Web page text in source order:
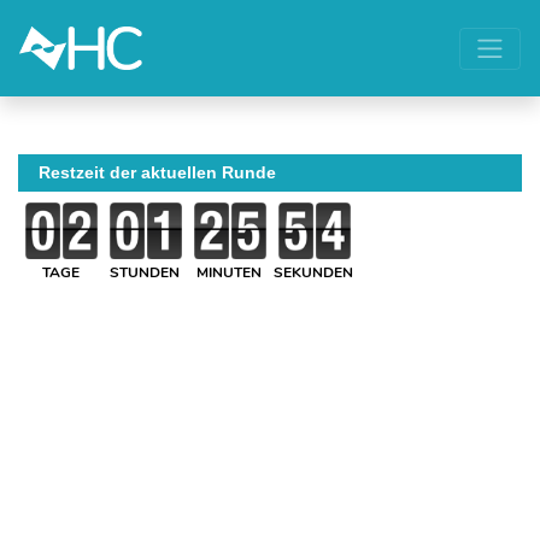
Restzeit der aktuellen Runde
TAGE STUNDEN MINUTEN SEKUNDEN